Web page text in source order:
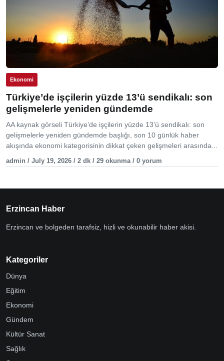
Ekonomi
Türkiye’de işçilerin yüzde 13’ü sendikalı: son
gelişmelerle yeniden gündemde
AA kaynak görseli Türkiye’de işçilerin yüzde 13’ü sendikalı: son
gelişmelerle yeniden gündemde başlığı, son 10 günlük haber
akışında ekonomi kategorisinin dikkat çeken gelişmeleri arasında...
admin / July 19, 2026 / 2 dk / 29 okunma / 0 yorum
Erzincan Haber
Erzincan ve bolgeden tarafsiz, hizli ve okunabilir haber akisi.
Kategoriler
Dünya
Eğitim
Ekonomi
Gündem
Kültür Sanat
Sağlık